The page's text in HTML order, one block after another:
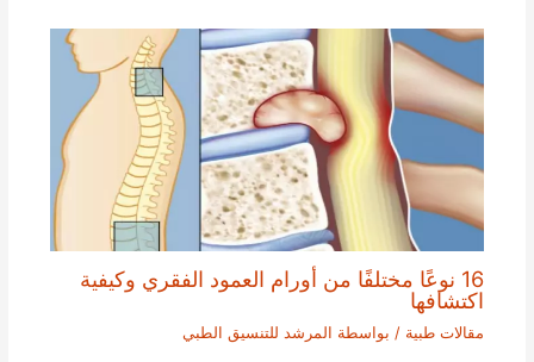
16 نوعًا مختلفًا من أورام العمود الفقري وكيفية
اكتشافها
مقالات طبية / بواسطة المرشد للتنسيق الطبي